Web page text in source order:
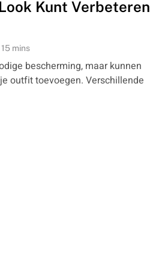
Kunt Verbeteren
15 mins
bescherming, maar kunnen
outfit toevoegen. Verschillende